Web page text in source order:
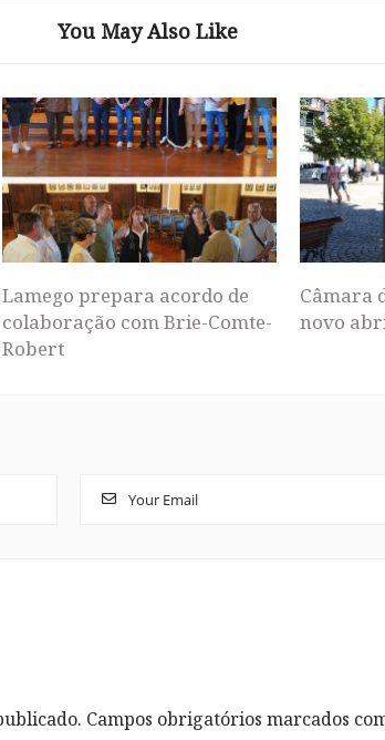
You May Also Like
Lamego prepara acordo de
colaboração com Brie-Comte-
Robert
Câmara
novo
Campos obrigatórios marcados